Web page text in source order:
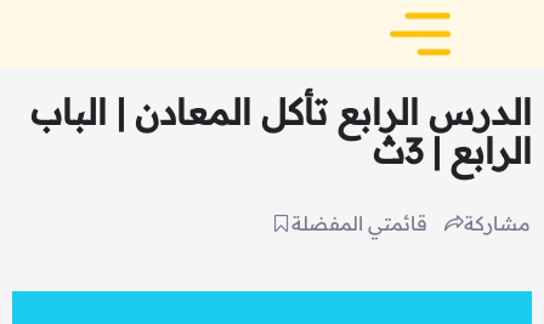
الدرس الرابع تأكل المعادن | الباب
الرابع | 3ث
قائمتي المفضلة مشاركة